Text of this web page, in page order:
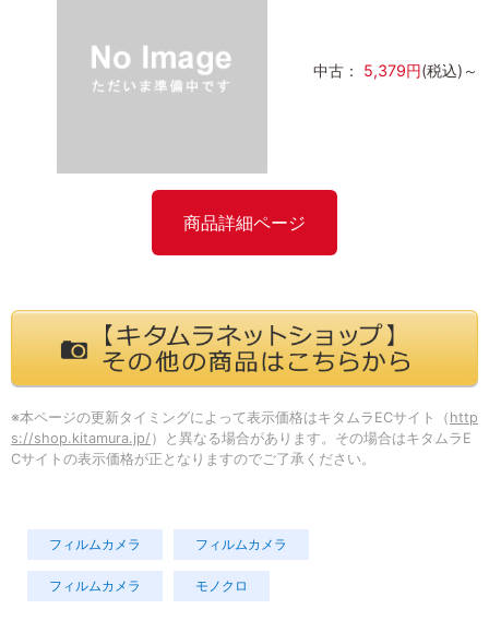
中古： 5,379円(税込)～
商品詳細ページ
※本ページの更新タイミングによって表示価格はキタムラECサイト（ http
s://shop.kitamura.jp/ ）と異なる場合があります。その場合はキタムラE
Cサイトの表示価格が正となりますのでご了承ください。
フィルムカメラ フィルムカメラ
フィルムカメラ モノクロ